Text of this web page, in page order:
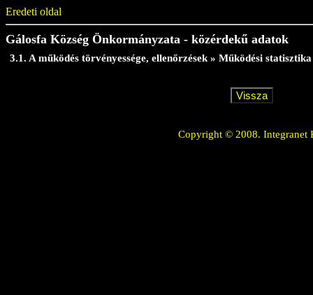
Eredeti oldal
Gálosfa Község Önkormányzata - közérdekű adatok
3.1. A működés törvényessége, ellenőrzések » Működési statisztika
Copyright © 2008. Integranet